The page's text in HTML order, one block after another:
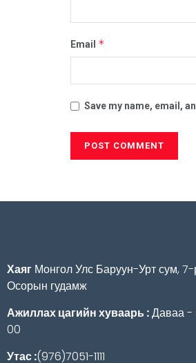
Email *
Save my name, email,
Хаяг Монгол Улс Баруун-Урт сум,
Осорын гудамж
Ажиллах цагийн хуваарь :Даваа -
00
Утас :(976)7051-1111